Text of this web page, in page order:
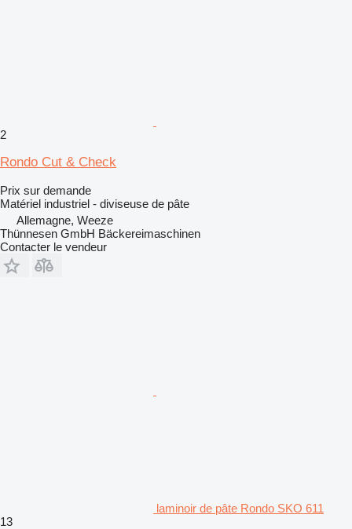
2
Rondo Cut & Check
Prix sur demande
Matériel industriel - diviseuse de pâte
Allemagne, Weeze
Thünnesen GmbH Bäckereimaschinen
Contacter le vendeur
laminoir de pâte Rondo SKO 611
13